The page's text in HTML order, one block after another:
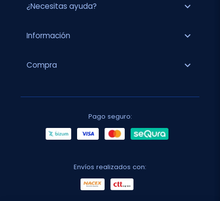
¿Necesitas ayuda? expand_more
Información expand_more
Compra expand_more
Pago seguro:
Envíos realizados con: